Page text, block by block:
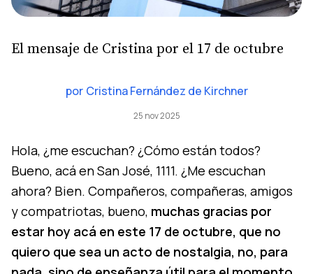
El mensaje de Cristina por el 17 de octubre
por Cristina Fernández de Kirchner
25 nov 2025
Hola, ¿me escuchan? ¿Cómo están todos?
Bueno, acá en San José, 1111. ¿Me escuchan
ahora? Bien. Compañeros, compañeras, amigos
y compatriotas, bueno, muchas gracias por
estar hoy acá en este 17 de octubre, que no
quiero que sea un acto de nostalgia, no, para